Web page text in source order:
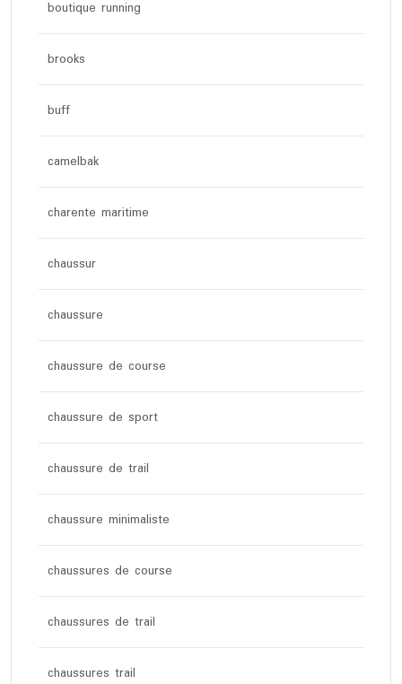
boutique running
brooks
buff
camelbak
charente maritime
chaussur
chaussure
chaussure de course
chaussure de sport
chaussure de trail
chaussure minimaliste
chaussures de course
chaussures de trail
chaussures trail